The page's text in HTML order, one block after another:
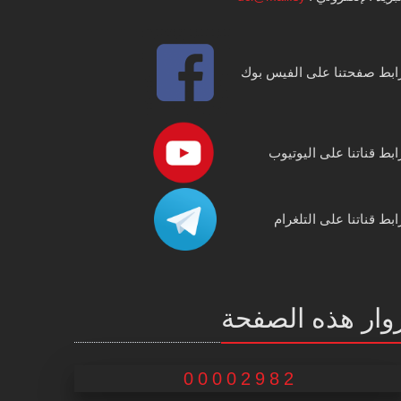
صفحتنا على الفيس بوك
قناتنا على اليوتيوب
قناتنا على التلغرام
هذه الصفحة
00002982